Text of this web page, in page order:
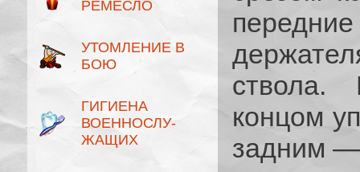
РЕМЕСЛО
УТОМЛЕНИЕ В
БОЮ
ГИГИЕНА
ВОЕННОСЛУ­
ЖАЩИХ
ствола.
концом
задним